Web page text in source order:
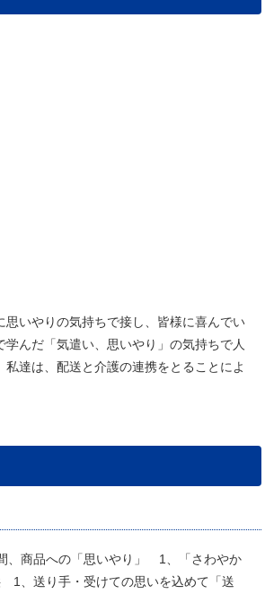
いやりの気持ちで接し、皆様に喜んでい
んだ「気遣い、思いやり」の気持ちで人
達は、配送と介護の連携をとることによ
、商品への「思いやり」 1、「さわやか
、送り手・受けての思いを込めて「送